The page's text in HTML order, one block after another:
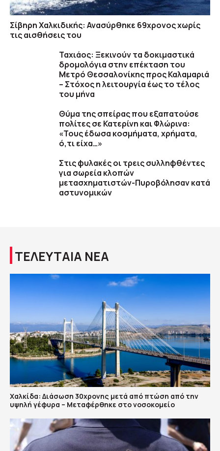
Σίβηρη Χαλκιδικής: Ανασύρθηκε 69χρονος χωρίς
τις αισθήσεις του
Ταχιάος: Ξεκινούν τα δοκιμαστικά
δρομολόγια στην επέκταση του
Μετρό Θεσσαλονίκης προς Καλαμαριά
– Στόχος η λειτουργία έως το τέλος
του μήνα
Θύμα της σπείρας που εξαπατούσε
πολίτες σε Κατερίνη και Φλώρινα:
«Τους έδωσα κοσμήματα, χρήματα,
ό,τι είχα…»
Στις φυλακές οι τρεις συλληφθέντες
για σωρεία κλοπών
μετασχηματιστών-Πυροβόλησαν κατά
αστυνομικών
ΤΕΛΕΥΤΑΙΑ ΝΕΑ
Χαλκίδα: Διάσωση 30χρονης μετά από πτώση από την
υψηλή γέφυρα – Μεταφέρθηκε στο νοσοκομείο